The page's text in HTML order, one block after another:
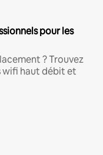
pour les
? Trouvez
wifi haut débit et